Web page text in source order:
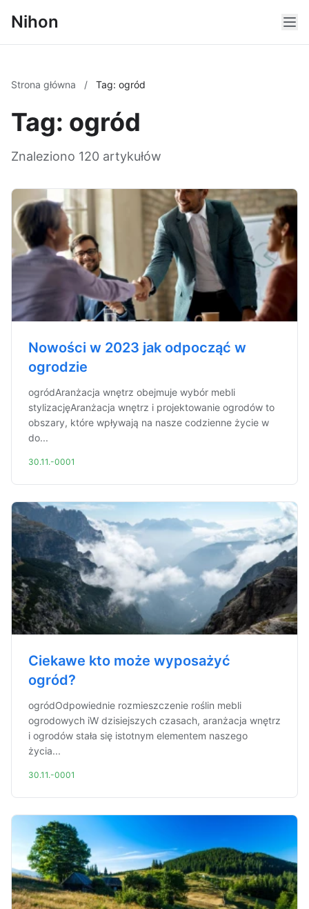
Nihon
Strona główna / Tag: ogród
Tag: ogród
Znaleziono 120 artykułów
Nowości w 2023 jak odpocząć w
ogrodzie
ogródAranżacja wnętrz obejmuje wybór mebli
stylizacjęAranżacja wnętrz i projektowanie ogrodów to
obszary, które wpływają na nasze codzienne życie w
do...
30.11.-0001
Ciekawe kto może wyposażyć
ogród?
ogródOdpowiednie rozmieszczenie roślin mebli
ogrodowych iW dzisiejszych czasach, aranżacja wnętrz
i ogrodów stała się istotnym elementem naszego
życia...
30.11.-0001